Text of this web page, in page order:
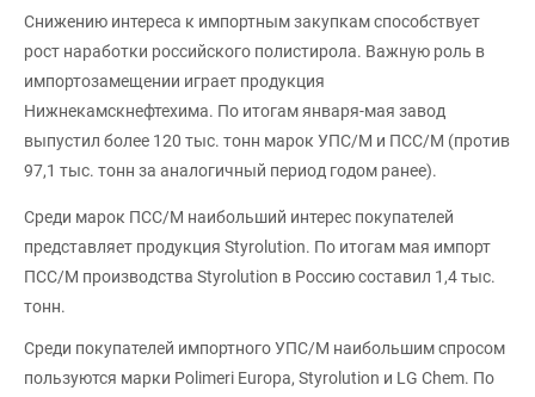
Снижению интереса к импортным закупкам способствует
рост наработки российского полистирола. Важную роль в
импортозамещении играет продукция
Нижнекамскнефтехима. По итогам января-мая завод
выпустил более 120 тыс. тонн марок УПС/М и ПСС/М (против
97,1 тыс. тонн за аналогичный период годом ранее).
Среди марок ПСС/М наибольший интерес покупателей
представляет продукция Styrolution. По итогам мая импорт
ПСС/М производства Styrolution в Россию составил 1,4 тыс.
тонн.
Среди покупателей импортного УПС/М наибольшим спросом
пользуются марки Polimeri Europa, Styrolution и LG Chem. По